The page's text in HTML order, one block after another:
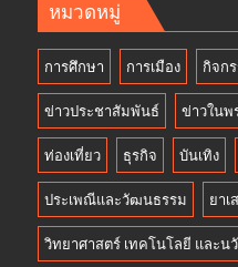
หมวดหมู่
การศึกษา การเมือง กิจก
ข่าวประชาสัมพันธ์ ข่าวในพ
ท่องเที่ยว ธุรกิจ บันเทิง
ประเพณีและวัฒนธรรม ยา
วิทยาศาสตร์ เทคโนโลยี และน